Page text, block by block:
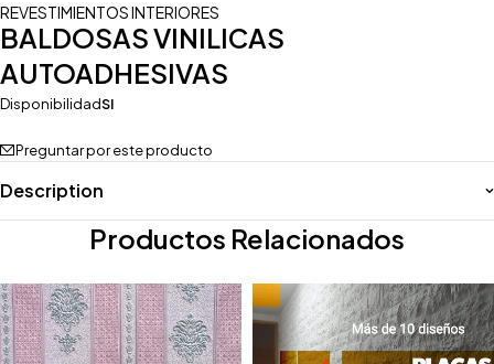
REVESTIMIENTOS INTERIORES
BALDOSAS VINILICAS
AUTOADHESIVAS
DisponibilidadSI
Preguntar por este producto
Description
Productos Relacionados